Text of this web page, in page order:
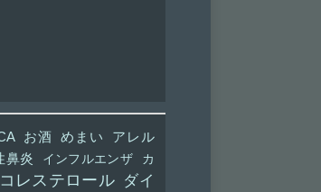
お酒 めまい
アレル
鼻炎
インフルエンザ
カ
コレステロール ダイ